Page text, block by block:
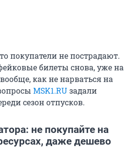
покупатели не пострадают.
билеты снова, уже на
как не нарваться на
MSK1.RUзадали
сезон отпусков.
не покупайте на
даже дешево